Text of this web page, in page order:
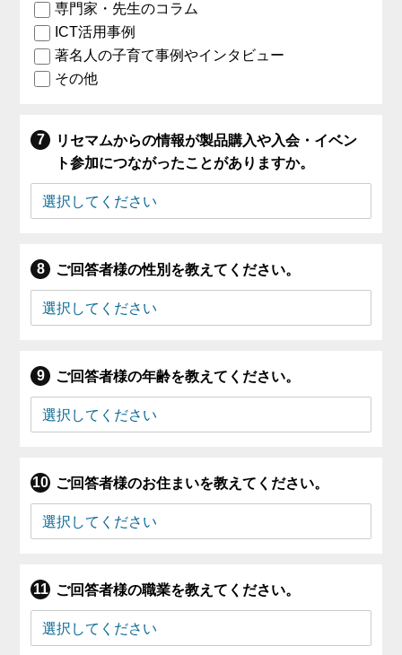
専門家・先生のコラム
ICT活用事例
著名人の子育て事例やインタビュー
その他
リセマムからの情報が製品購入や入会・イベン
ト参加につながったことがありますか。
ご回答者様の性別を教えてください。
ご回答者様の年齢を教えてください。
ご回答者様のお住まいを教えてください。
ご回答者様の職業を教えてください。